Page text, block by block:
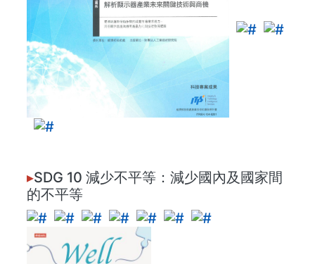
▸SDG 10 減少不平等：減少國內及國家間
的不平等